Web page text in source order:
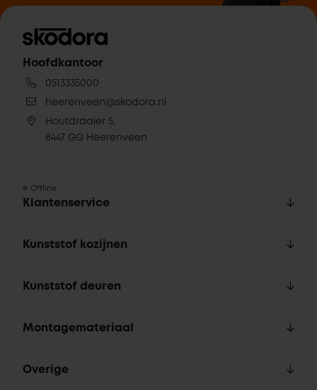
Hoofdkantoor
0513335000
heerenveen@skodora.nl
Houtdraaier 5,
8447 GG Heerenveen
Offline
Klantenservice
Kunststof kozijnen
Kunststof deuren
Montagemateriaal
Overige